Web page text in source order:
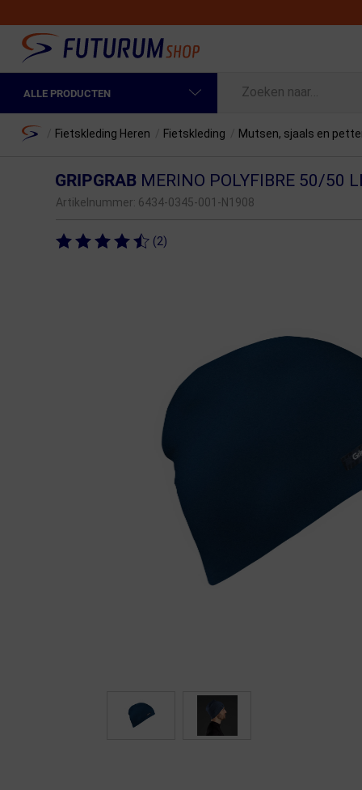
ALLE PRODUCTEN
Fietskleding Heren
Fietsonderdelen
Overige sporten & cadeaubon
Home Fietskleding Heren Fietskleding Mutsen, sjaals en
GRIPGRABMERINO POLYFIBRE 50/50
Artikelnummer: 6434-0345-001-N1908
(2)